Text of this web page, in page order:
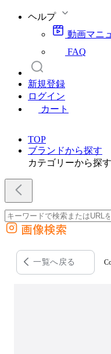
ヘルプ
動画マニ
FAQ
新規登録
ログイン
カート
TOP
ブランドから探す
カテゴリーから探す
外部サイトの商品をカートに追加
他のサイトで見つけた商品ページのURL
画像検索
一覧へ戻る